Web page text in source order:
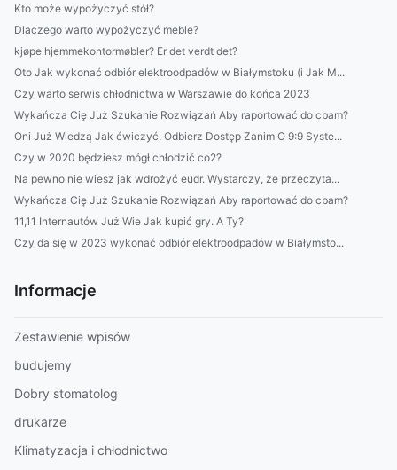
Kto może wypożyczyć stół?
Dlaczego warto wypożyczyć meble?
kjøpe hjemmekontormøbler? Er det verdt det?
Oto Jak wykonać odbiór elektroodpadów w Białymstoku (i Jak M...
Czy warto serwis chłodnictwa w Warszawie do końca 2023
Wykańcza Cię Już Szukanie Rozwiązań Aby raportować do cbam?
Oni Już Wiedzą Jak ćwiczyć, Odbierz Dostęp Zanim O 9:9 Syste...
Czy w 2020 będziesz mógł chłodzić co2?
Na pewno nie wiesz jak wdrożyć eudr. Wystarczy, że przeczyta...
Wykańcza Cię Już Szukanie Rozwiązań Aby raportować do cbam?
11,11 Internautów Już Wie Jak kupić gry. A Ty?
Czy da się w 2023 wykonać odbiór elektroodpadów w Białymsto...
Informacje
Zestawienie wpisów
budujemy
Dobry stomatolog
drukarze
Klimatyzacja i chłodnictwo